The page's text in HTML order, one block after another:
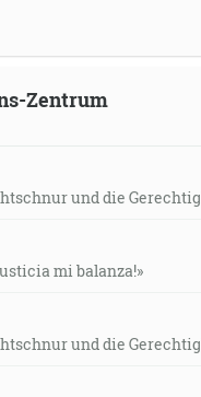
Zentrum
und die
mi balanza!»
und die